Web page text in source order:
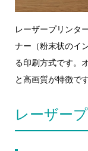
レーザープリンタ
ナー（粉末状のイ
る印刷方式です。
と高画質が特徴です
レーザー